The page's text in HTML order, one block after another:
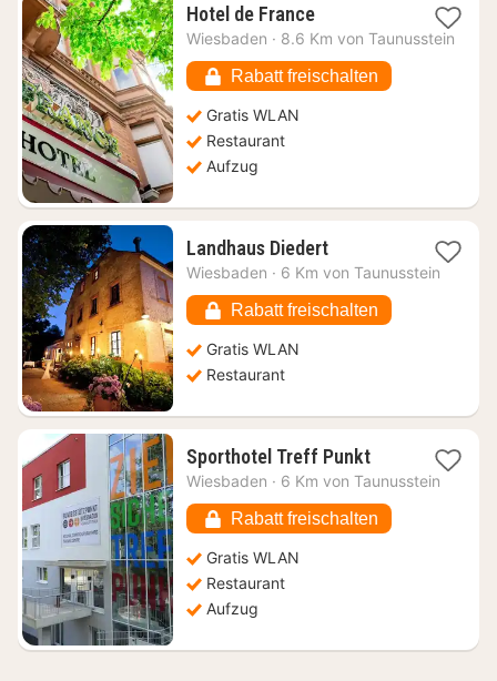
Hotel de France1
Nacht
47,80
€
Wiesbaden · 8.6 Km von Taunusstein
Rabatt freischalten
Gratis WLAN
Restaurant
Aufzug
Landhaus Diedert1
Nacht
126,42
€
Wiesbaden · 6 Km von Taunusstein
Rabatt freischalten
Gratis WLAN
Restaurant
Sporthotel Treff Punkt1
Nacht
103,08
€
Wiesbaden · 6 Km von Taunusstein
Rabatt freischalten
Gratis WLAN
Restaurant
Aufzug